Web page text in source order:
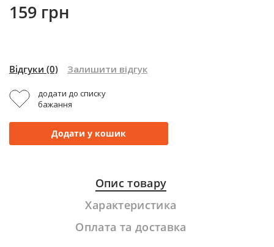
159 грн
Відгуки (0) Залишити відгук
Додати у кошик
додати до списку
бажання
Опис товару
Характеристика
Оплата та доставка